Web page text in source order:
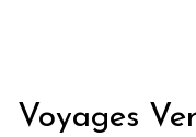
Voyages